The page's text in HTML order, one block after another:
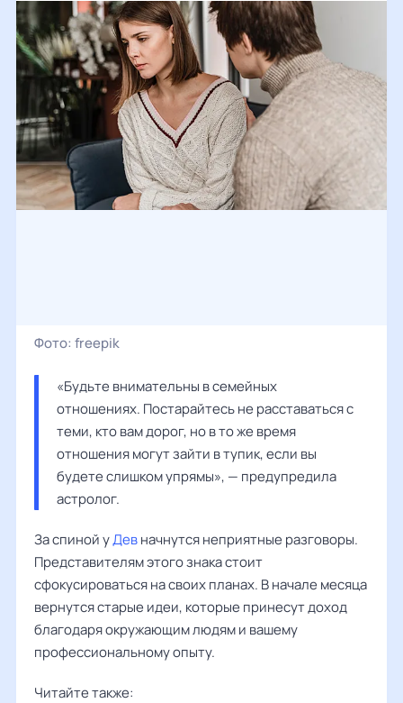
Фото: freepik
«Будьте внимательны в семейных
отношениях. Постарайтесь не расставаться с
теми, кто вам дорог, но в то же время
отношения могут зайти в тупик, если вы
будете слишком упрямы», — предупредила
астролог.
За спиной уДевначнутся неприятные разговоры.
Представителям этого знака стоит
сфокусироваться на своих планах. В начале месяца
вернутся старые идеи, которые принесут доход
благодаря окружающим людям и вашему
профессиональному опыту.
Читайте также: